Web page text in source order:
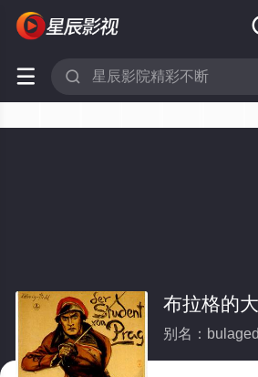
 
布拉格的
别名：